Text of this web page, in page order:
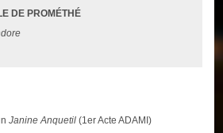
DE PROMÉTHÉ
Janine Anquetil (1er Acte ADAMI)